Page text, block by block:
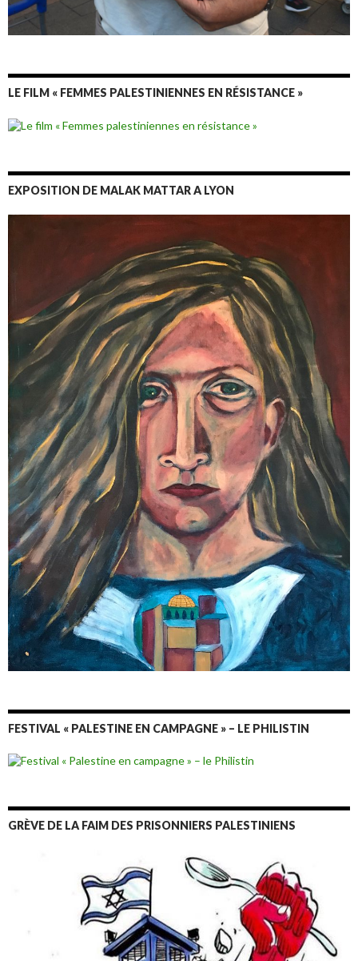
LE FILM « FEMMES PALESTINIENNES EN RÉSISTANCE »
EXPOSITION DE MALAK MATTAR A LYON
FESTIVAL « PALESTINE EN CAMPAGNE » – LE PHILISTIN
GRÈVE DE LA FAIM DES PRISONNIERS PALESTINIENS